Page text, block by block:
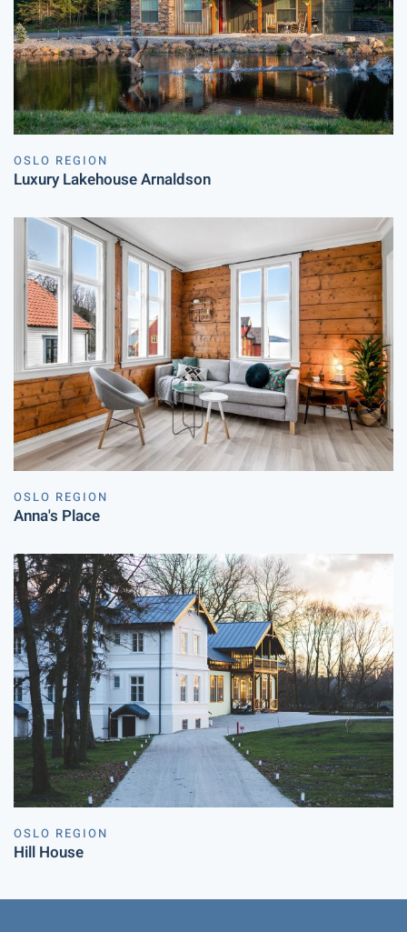
OSLO REGION
Luxury Lakehouse Arnaldson
OSLO REGION
Anna's Place
OSLO REGION
Hill House